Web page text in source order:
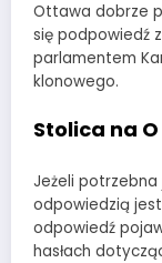
Ottawa dobrze
się podpowiedź
parlamentem
klonowego.
Stolica na
Jeżeli potrzebna
odpowiedzią jest
odpowiedź
hasłach